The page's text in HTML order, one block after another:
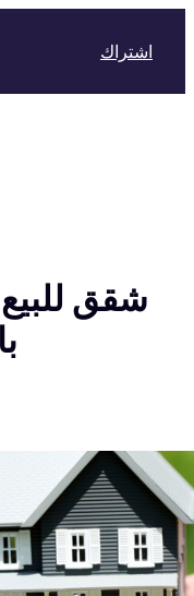
اشتراك
شقق للبيع